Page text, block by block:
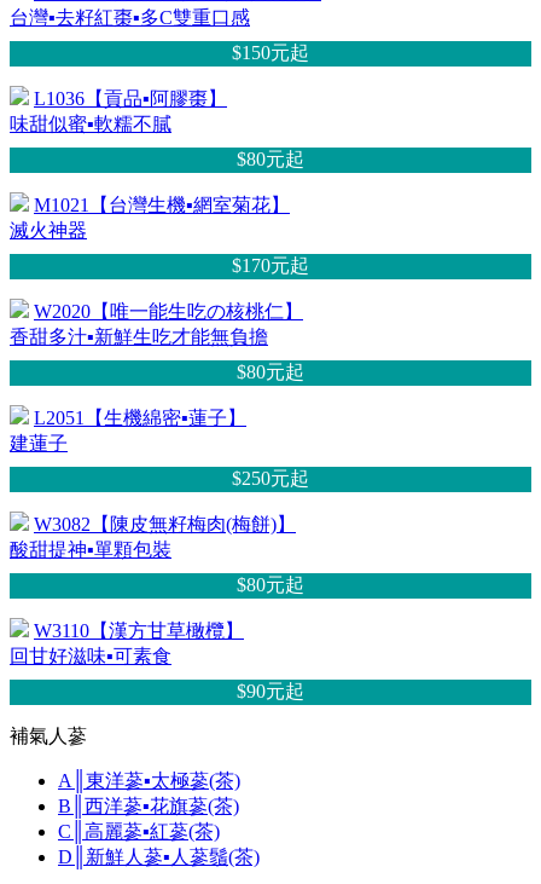
台灣▪去籽紅棗▪多C雙重口感
$150元起
L1036【貢品▪阿膠棗】
味甜似蜜▪軟糯不膩
$80元起
M1021【台灣生機▪網室菊花】
滅火神器
$170元起
W2020【唯一能生吃の核桃仁】
香甜多汁▪新鮮生吃才能無負擔
$80元起
L2051【生機綿密▪蓮子】
建蓮子
$250元起
W3082【陳皮無籽梅肉(梅餅)】
酸甜提神▪單顆包裝
$80元起
W3110【漢方甘草橄欖】
回甘好滋味▪可素食
$90元起
補氣人蔘
A║東洋蔘▪太極蔘(茶)
B║西洋蔘▪花旗蔘(茶)
C║高麗蔘▪紅蔘(茶)
D║新鮮人蔘▪人蔘鬚(茶)